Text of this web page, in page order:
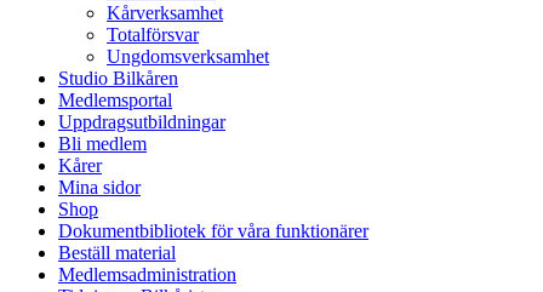
Kårverksamhet
Totalförsvar
Ungdomsverksamhet
Studio Bilkåren
Medlemsportal
Uppdragsutbildningar
Bli medlem
Kårer
Mina sidor
Shop
Dokumentbibliotek för våra funktionärer
Beställ material
Medlemsadministration